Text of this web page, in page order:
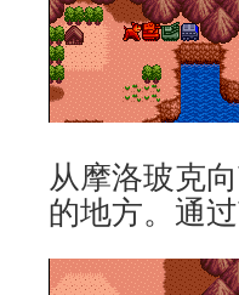
从摩洛玻克
的地方。通